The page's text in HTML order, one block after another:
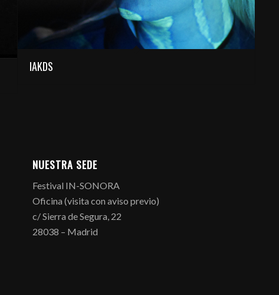
IAKDS
NUESTRA SEDE
Festival IN-SONORA
Oficina (visita con aviso previo)
c/ Sierra de Segura, 22
28038 – Madrid